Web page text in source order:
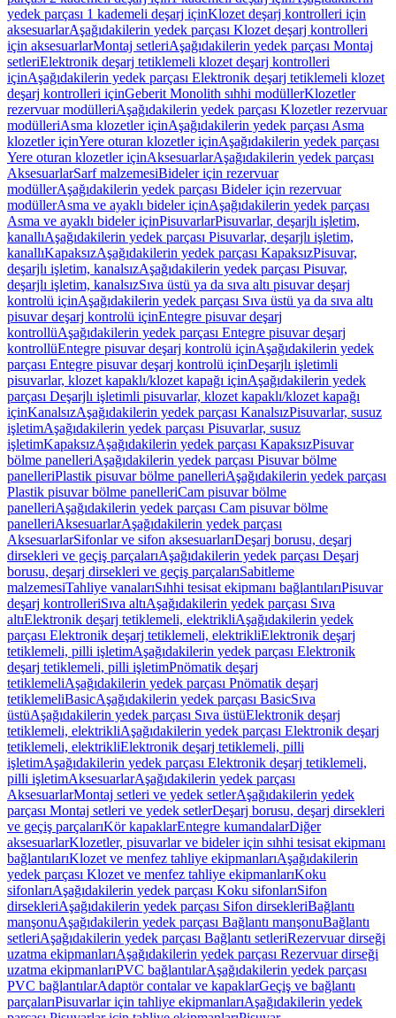
yedek parçası 1 kademeli deşarj içinKlozet deşarj kontrolleri için
aksesuarlarAşağıdakilerin yedek parçası Klozet deşarj kontrolleri
için aksesuarlarMontaj setleriAşağıdakilerin yedek parçası Montaj
setleriElektronik deşarj tetiklemeli klozet deşarj kontrolleri
içinAşağıdakilerin yedek parçası Elektronik deşarj tetiklemeli klozet
deşarj kontrolleri içinGeberit Monolith sıhhi modüllerKlozetler
rezervuar modülleriAşağıdakilerin yedek parçası Klozetler rezervuar
modülleriAsma klozetler içinAşağıdakilerin yedek parçası Asma
klozetler içinYere oturan klozetler içinAşağıdakilerin yedek parçası
Yere oturan klozetler içinAksesuarlarAşağıdakilerin yedek parçası
AksesuarlarSarf malzemesiBideler için rezervuar
modüllerAşağıdakilerin yedek parçası Bideler için rezervuar
modüllerAsma ve ayaklı bideler içinAşağıdakilerin yedek parçası
Asma ve ayaklı bideler içinPisuvarlarPisuvarlar, deşarjlı işletim,
kanallıAşağıdakilerin yedek parçası Pisuvarlar, deşarjlı işletim,
kanallıKapaksızAşağıdakilerin yedek parçası KapaksızPisuvar,
deşarjlı işletim, kanalsızAşağıdakilerin yedek parçası Pisuvar,
deşarjlı işletim, kanalsızSıva üstü ya da sıva altı pisuvar deşarj
kontrolü içinAşağıdakilerin yedek parçası Sıva üstü ya da sıva altı
pisuvar deşarj kontrolü içinEntegre pisuvar deşarj
kontrollüAşağıdakilerin yedek parçası Entegre pisuvar deşarj
kontrollüEntegre pisuvar deşarj kontrolü içinAşağıdakilerin yedek
parçası Entegre pisuvar deşarj kontrolü içinDeşarjlı işletimli
pisuvarlar, klozet kapaklı/klozet kapağı içinAşağıdakilerin yedek
parçası Deşarjlı işletimli pisuvarlar, klozet kapaklı/klozet kapağı
içinKanalsızAşağıdakilerin yedek parçası KanalsızPisuvarlar, susuz
işletimAşağıdakilerin yedek parçası Pisuvarlar, susuz
işletimKapaksızAşağıdakilerin yedek parçası KapaksızPisuvar
bölme panelleriAşağıdakilerin yedek parçası Pisuvar bölme
panelleriPlastik pisuvar bölme panelleriAşağıdakilerin yedek parçası
Plastik pisuvar bölme panelleriCam pisuvar bölme
panelleriAşağıdakilerin yedek parçası Cam pisuvar bölme
panelleriAksesuarlarAşağıdakilerin yedek parçası
AksesuarlarSifonlar ve sifon aksesuarlarıDeşarj borusu, deşarj
dirsekleri ve geçiş parçalarıAşağıdakilerin yedek parçası Deşarj
borusu, deşarj dirsekleri ve geçiş parçalarıSabitleme
malzemesiTahliye vanalarıSıhhi tesisat ekipmanı bağlantılarıPisuvar
deşarj kontrolleriSıva altıAşağıdakilerin yedek parçası Sıva
altıElektronik deşarj tetiklemeli, elektrikliAşağıdakilerin yedek
parçası Elektronik deşarj tetiklemeli, elektrikliElektronik deşarj
tetiklemeli, pilli işletimAşağıdakilerin yedek parçası Elektronik
deşarj tetiklemeli, pilli işletimPnömatik deşarj
tetiklemeliAşağıdakilerin yedek parçası Pnömatik deşarj
tetiklemeliBasicAşağıdakilerin yedek parçası BasicSıva
üstüAşağıdakilerin yedek parçası Sıva üstüElektronik deşarj
tetiklemeli, elektrikliAşağıdakilerin yedek parçası Elektronik deşarj
tetiklemeli, elektrikliElektronik deşarj tetiklemeli, pilli
işletimAşağıdakilerin yedek parçası Elektronik deşarj tetiklemeli,
pilli işletimAksesuarlarAşağıdakilerin yedek parçası
AksesuarlarMontaj setleri ve yedek setlerAşağıdakilerin yedek
parçası Montaj setleri ve yedek setlerDeşarj borusu, deşarj dirsekleri
ve geçiş parçalarıKör kapaklarEntegre kumandalarDiğer
aksesuarlarKlozetler, pisuvarlar ve bideler için sıhhi tesisat ekipmanı
bağlantılarıKlozet ve menfez tahliye ekipmanlarıAşağıdakilerin
yedek parçası Klozet ve menfez tahliye ekipmanlarıKoku
sifonlarıAşağıdakilerin yedek parçası Koku sifonlarıSifon
dirsekleriAşağıdakilerin yedek parçası Sifon dirsekleriBağlantı
manşonuAşağıdakilerin yedek parçası Bağlantı manşonuBağlantı
setleriAşağıdakilerin yedek parçası Bağlantı setleriRezervuar dirseği
uzatma ekipmanlarıAşağıdakilerin yedek parçası Rezervuar dirseği
uzatma ekipmanlarıPVC bağlantılarAşağıdakilerin yedek parçası
PVC bağlantılarAdaptör contalar ve kapaklarGeçiş ve bağlantı
parçalarıPisuvarlar için tahliye ekipmanlarıAşağıdakilerin yedek